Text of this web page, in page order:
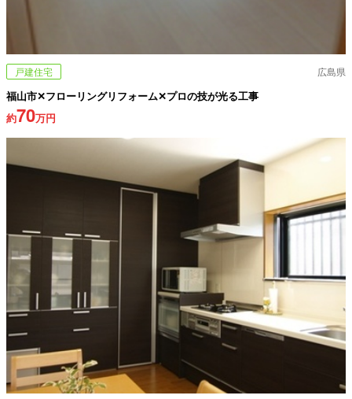
戸建住宅 広島県
福山市✕フローリングリフォーム✕プロの技が光る工事
約70万円